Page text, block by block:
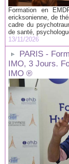
Formation en
ericksonienne, de
cadre du
de santé,
13/11/2026
PARIS -
IMO, 3 Jours.
IMO ®